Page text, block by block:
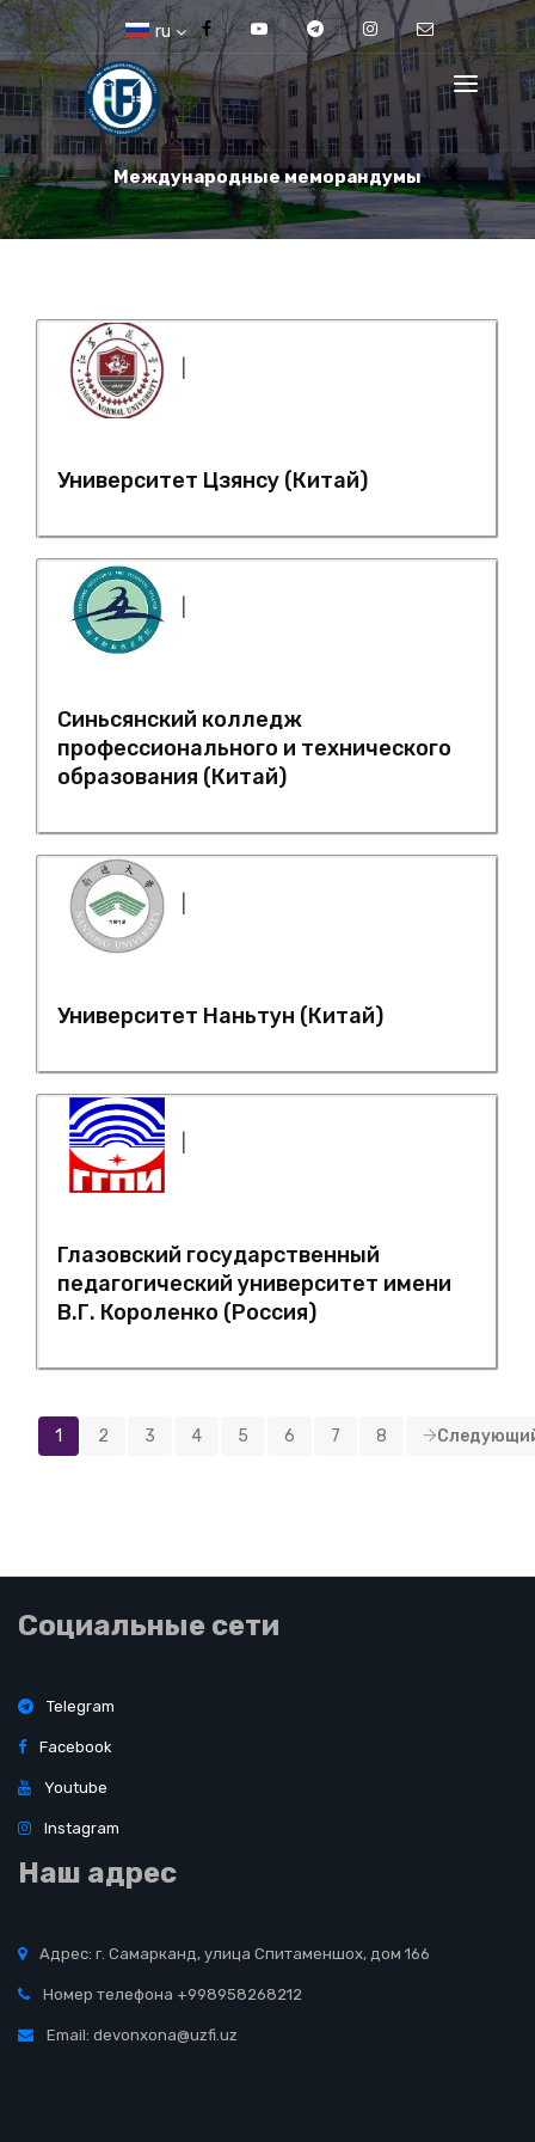
ru
Международные меморандумы
Университет Цзянсу (Китай)
Синьсянский колледж
профессионального и технического
образования (Китай)
Университет Наньтун (Китай)
Глазовский государственный
педагогический университет имени
В.Г. Короленко (Россия)
1 2 3 4 5 6 7 8
Социальные сети
Telegram
Facebook
Youtube
Instagram
Наш адрес
Адрес: г. Самарканд, улица Спитаменшох, дом 166
Номер телефона +998958268212
Email: devonxona@uzfi.uz